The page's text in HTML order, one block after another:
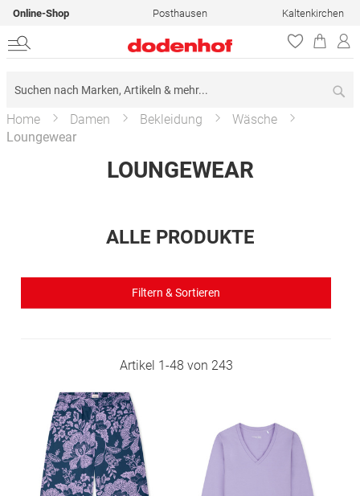
Online-Shop Posthausen Kaltenkirchen
Home Damen Bekleidung
Wäsche
Loungewear
LOUNGEWEAR
ALLE PRODUKTE
Filtern & Sortieren
Artikel 1-48 von 243